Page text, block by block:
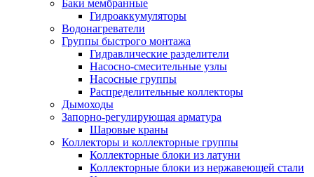
Баки мембранные
Гидроаккумуляторы
Водонагреватели
Группы быстрого монтажа
Гидравлические разделители
Насосно-смесительные узлы
Насосные группы
Распределительные коллекторы
Дымоходы
Запорно-регулирующая арматура
Шаровые краны
Коллекторы и коллекторные группы
Коллекторные блоки из латуни
Коллекторные блоки из нержавеющей стали